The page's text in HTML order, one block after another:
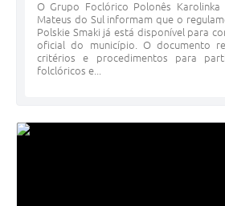
O Grupo Foclórico Polonês
Mateus do Sul informam que o
Polskie Smaki já está disponível para
oficial do município. O documento
critérios e procedimentos para
folclóricos e...